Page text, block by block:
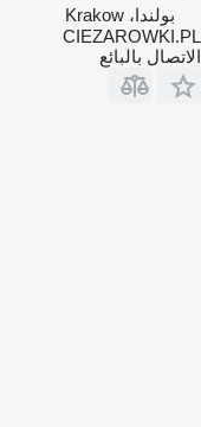
بولندا، Krakow
CIEZAROWKI.PL
الاتصال بالبائع